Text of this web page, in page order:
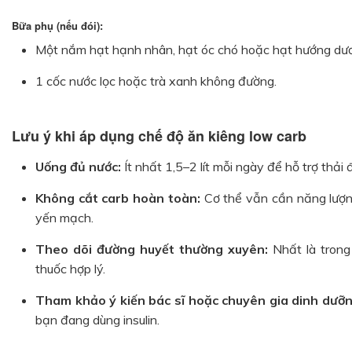
Bữa phụ (nếu đói):
Một nắm hạt hạnh nhân, hạt óc chó hoặc hạt hướng
1 cốc nước lọc hoặc trà xanh không đường.
Lưu ý khi áp dụng chế độ ăn kiêng low carb
Uống đủ nước: Ít nhất 1,5–2 lít mỗi ngày để hỗ trợ thải
Không cắt carb hoàn toàn: Cơ thể vẫn cần năng
yến mạch.
Theo dõi đường huyết thường xuyên: Nhất là
thuốc hợp lý.
Tham khảo ý kiến bác sĩ hoặc chuyên gia dinh
bạn đang dùng insulin.